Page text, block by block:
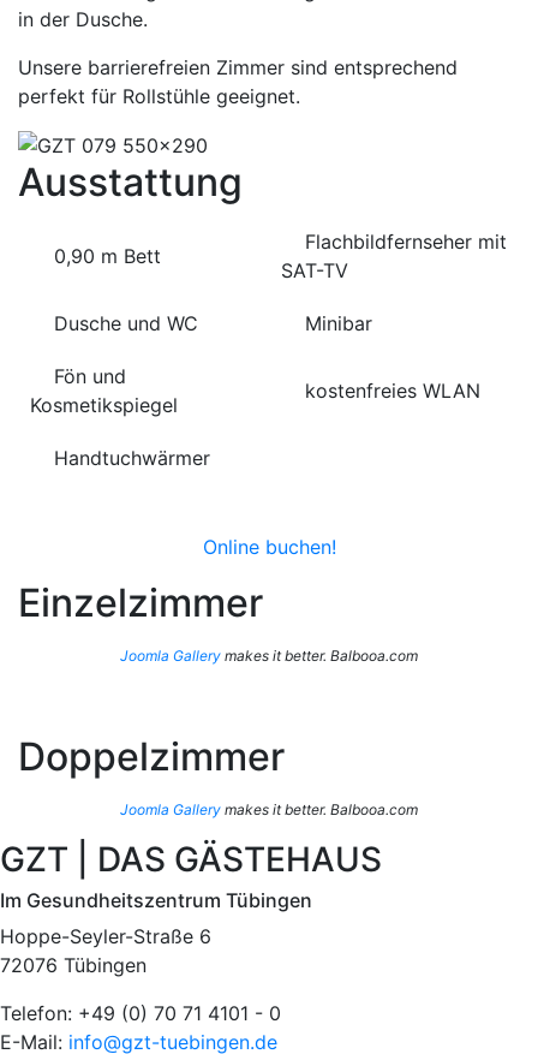
in der Dusche.
Unsere barrierefreien Zimmer sind entsprechend
perfekt für Rollstühle geeignet.
Ausstattung
0,90 m Bett
Flachbildfernseher mit
SAT-TV
Dusche und WC Minibar
Fön und
Kosmetikspiegel
kostenfreies WLAN
Handtuchwärmer
Online buchen!
Einzelzimmer
Joomla Gallery makes it better. Balbooa.com
Doppelzimmer
Joomla Gallery makes it better. Balbooa.com
GZT | DAS GÄSTEHAUS
Im Gesundheitszentrum Tübingen
Hoppe-Seyler-Straße 6
72076 Tübingen
Telefon: +49 (0) 70 71 4101 - 0
E-Mail: info@gzt-tuebingen.de